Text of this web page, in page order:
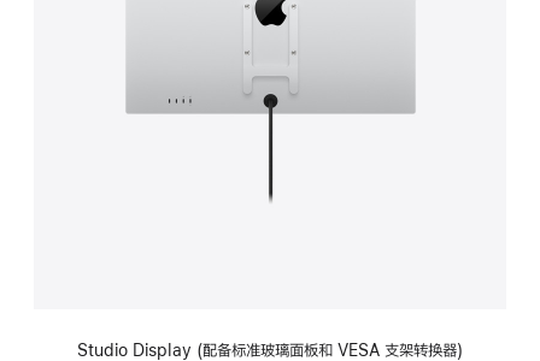
Studio Display (配备标准玻璃面板和 VESA 支架转换器)